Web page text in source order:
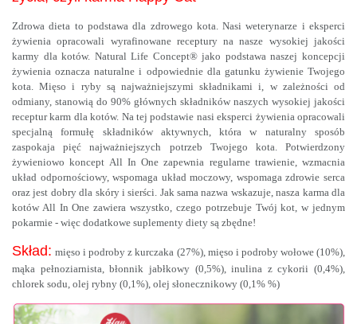
Zdrowa dieta to podstawa dla zdrowego kota. Nasi weterynarze i eksperci
żywienia opracowali wyrafinowane receptury na nasze wysokiej jakości
karmy dla kotów. Natural Life Concept® jako podstawa naszej koncepcji
żywienia oznacza naturalne i odpowiednie dla gatunku żywienie Twojego
kota. Mięso i ryby są najważniejszymi składnikami i, w zależności od
odmiany, stanowią do 90% głównych składników naszych wysokiej jakości
receptur karm dla kotów. Na tej podstawie nasi eksperci żywienia opracowali
specjalną formułę składników aktywnych, która w naturalny sposób
zaspokaja pięć najważniejszych potrzeb Twojego kota. Potwierdzony
żywieniowo koncept All In One zapewnia regularne trawienie, wzmacnia
układ odpornościowy, wspomaga układ moczowy, wspomaga zdrowie serca
oraz jest dobry dla skóry i sierści. Jak sama nazwa wskazuje, nasza karma dla
kotów All In One zawiera wszystko, czego potrzebuje Twój kot, w jednym
pokarmie - więc dodatkowe suplementy diety są zbędne!
Skład: mięso i podroby z kurczaka (27%), mięso i podroby wołowe (10%),
mąka pełnoziarnista, błonnik jabłkowy (0,5%), inulina z cykorii (0,4%),
chlorek sodu, olej rybny (0,1%), olej słonecznikowy (0,1% %)